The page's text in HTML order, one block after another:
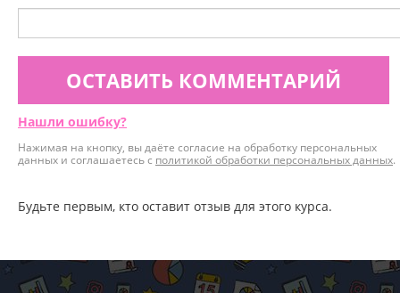
ОСТАВИТЬ КОММЕНТАРИЙ
Нашли ошибку?
Нажимая на кнопку, вы даёте согласие на обработку персональных
данных и соглашаетесь с политикой обработки персональных данных.
Будьте первым, кто оставит отзыв для этого курса.